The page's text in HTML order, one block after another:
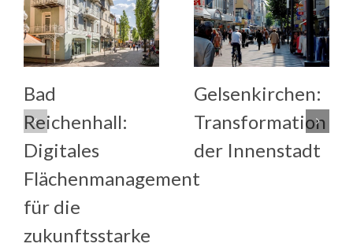
Bad
Reichenhall:
Digitales
Flächenmanagement
für die
zukunftsstarke
Gelsenkirchen:
Transformation
der Innenstadt